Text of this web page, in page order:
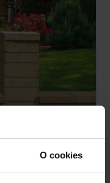
O cookies